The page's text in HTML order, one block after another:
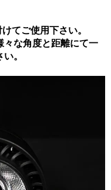
てご使用下さい。
々な角度と距離にて一
。